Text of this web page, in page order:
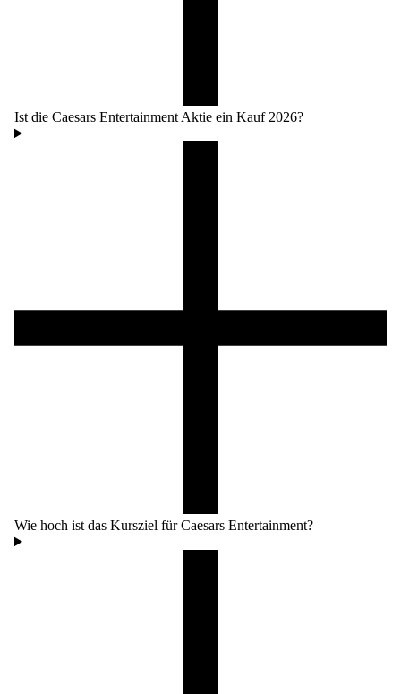
Ist die Caesars Entertainment Aktie ein Kauf 2026?
Wie hoch ist das Kursziel für Caesars Entertainment?